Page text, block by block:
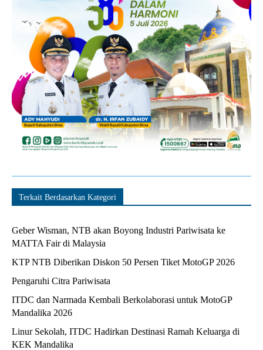
Terkait Berdasarkan Kategori
Geber Wisman, NTB akan Boyong Industri Pariwisata ke
MATTA Fair di Malaysia
KTP NTB Diberikan Diskon 50 Persen Tiket MotoGP 2026
Pengaruhi Citra Pariwisata
ITDC dan Narmada Kembali Berkolaborasi untuk MotoGP
Mandalika 2026
Linur Sekolah, ITDC Hadirkan Destinasi Ramah Keluarga di
KEK Mandalika